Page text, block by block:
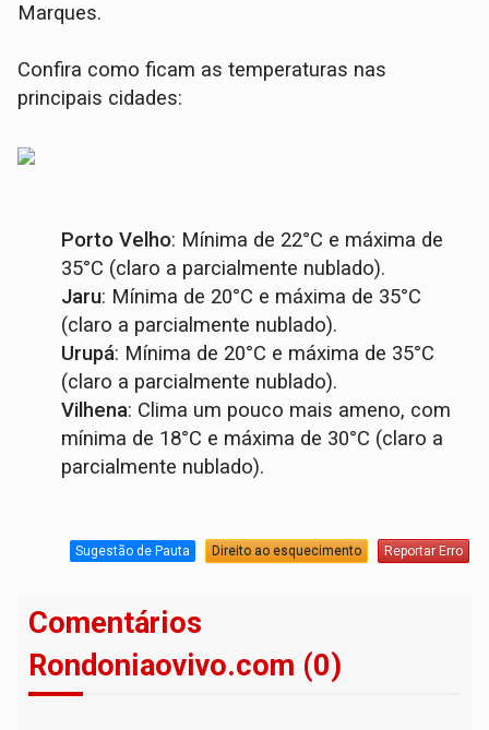
Marques.
Confira como ficam as temperaturas nas
principais cidades:
Porto Velho: Mínima de 22°C e máxima de
35°C (claro a parcialmente nublado).
Jaru: Mínima de 20°C e máxima de 35°C
(claro a parcialmente nublado).
Urupá: Mínima de 20°C e máxima de 35°C
(claro a parcialmente nublado).
Vilhena: Clima um pouco mais ameno, com
mínima de 18°C e máxima de 30°C (claro a
parcialmente nublado).
Sugestão de Pauta Direito ao esquecimento Reportar Erro
Comentários
Rondoniaovivo.com (0)